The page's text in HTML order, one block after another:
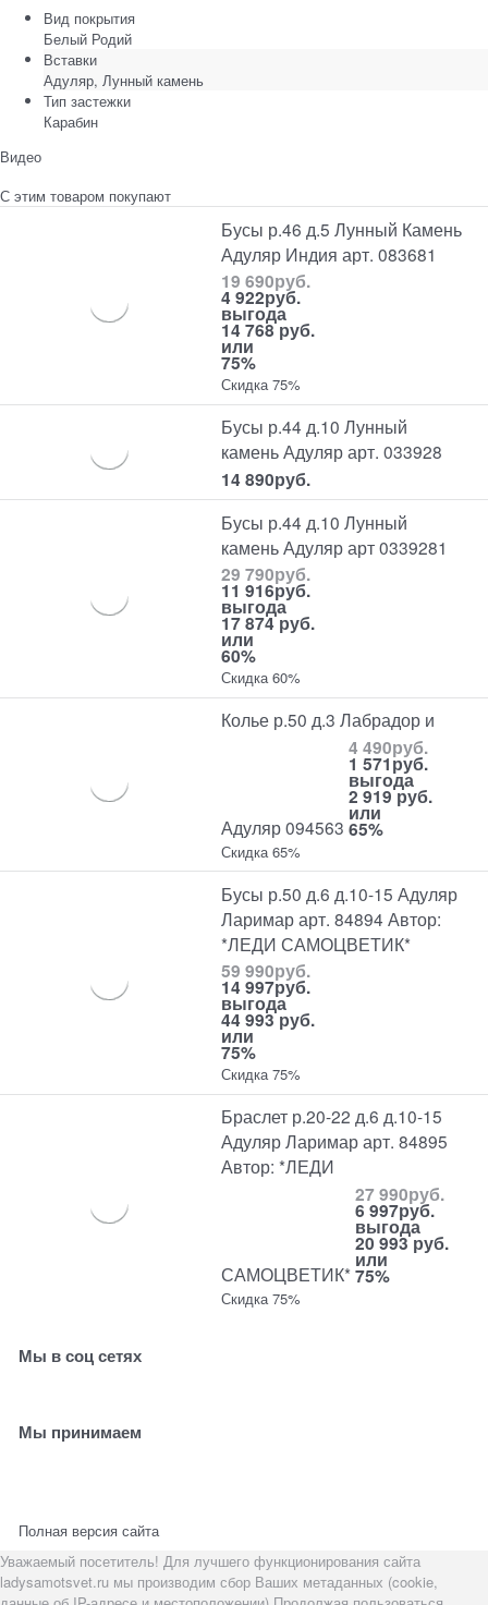
Вид покрытия
Белый Родий
Вставки
Адуляр, Лунный камень
Тип застежки
Карабин
Видео
С этим товаром покупают
Бусы р.46 д.5 Лунный Камень
Адуляр Индия арт. 083681
19 690руб.
4 922руб.
выгода
14 768 руб.
или
75%
Скидка 75%
Бусы р.44 д.10 Лунный
камень Адуляр арт. 033928
14 890руб.
Бусы р.44 д.10 Лунный
камень Адуляр арт 0339281
29 790руб.
11 916руб.
выгода
17 874 руб.
или
60%
Скидка 60%
Колье р.50 д.3 Лабрадор и
Адуляр 094563
4 490руб.
1 571руб.
выгода
2 919 руб.
или
65%
Скидка 65%
Бусы р.50 д.6 д.10-15 Адуляр
Ларимар арт. 84894 Автор:
*ЛЕДИ САМОЦВЕТИК*
59 990руб.
14 997руб.
выгода
44 993 руб.
или
75%
Скидка 75%
Браслет р.20-22 д.6 д.10-15
Адуляр Ларимар арт. 84895
Автор: *ЛЕДИ
САМОЦВЕТИК*
27 990руб.
6 997руб.
выгода
20 993 руб.
или
75%
Скидка 75%
Мы в соц сетях
Мы принимаем
Полная версия сайта
Уважаемый посетитель! Для лучшего функционирования сайта
ladysamotsvet.ru мы производим сбор Ваших метаданных (cookie,